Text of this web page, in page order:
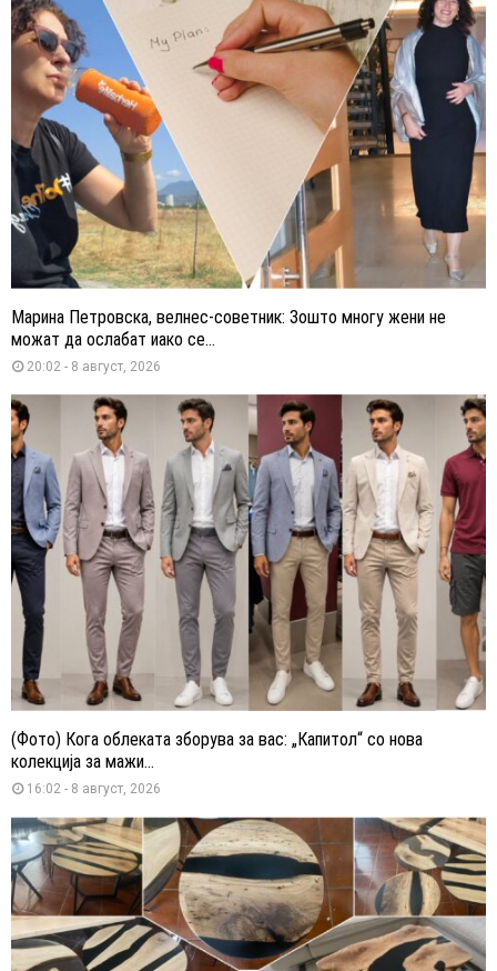
Марина Петровска, велнес-советник: Зошто многу жени не
можат да ослабат иако се...
20:02 - 8 август, 2026
(Фото) Кога облеката зборува за вас: „Капитол“ со нова
колекција за мажи...
16:02 - 8 август, 2026